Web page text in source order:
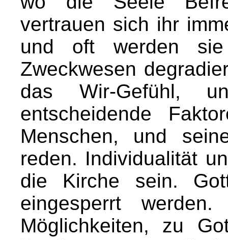
vertrauen sich ihr
und oft werden
Zweckwesen
das Wir-Gefühl,
entscheidende
Menschen, und
reden. Individualität
die Kirche sein.
eingesperrt
Möglichkeiten, zu